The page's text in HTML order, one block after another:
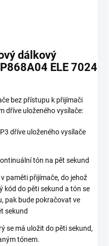
dálkový
ELE 7024
bez přístupu k přijímači
dříve uloženého vysílače:
dříve uloženého vysílače
tón na pět sekund
paměti přijímače, do jehož
kód do pěti sekund a tón se
pak bude pokračovat ve
sekund
se má uložit do pěti sekund,
tónem.